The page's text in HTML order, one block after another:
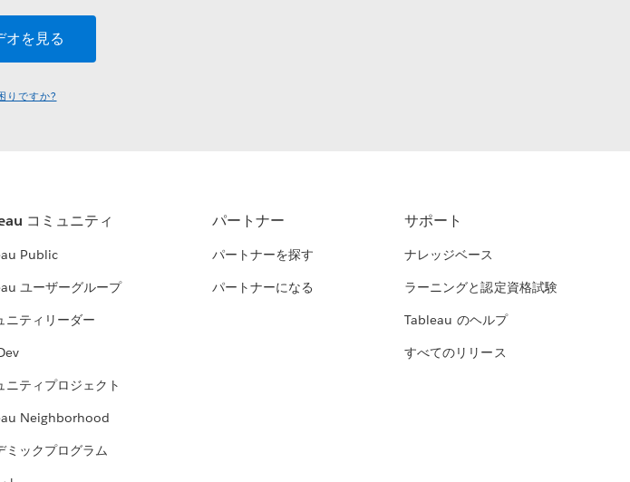
りですか?
コミュニティ
Public
ユーザーグループ
ニティリーダー
ニティプロジェクト
Neighborhood
ミックプログラム
パートナー
パートナーを探す
パートナーになる
サポート
ナレッジベース
ラーニングと認定資格試験
Tableau のヘルプ
すべてのリリース